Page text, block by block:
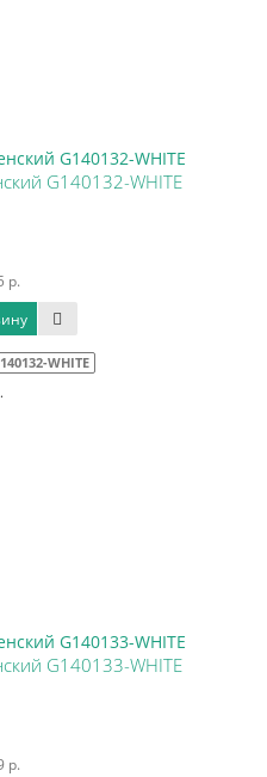
G140132-WHITE
р.
WHITE
G140133-WHITE
р.